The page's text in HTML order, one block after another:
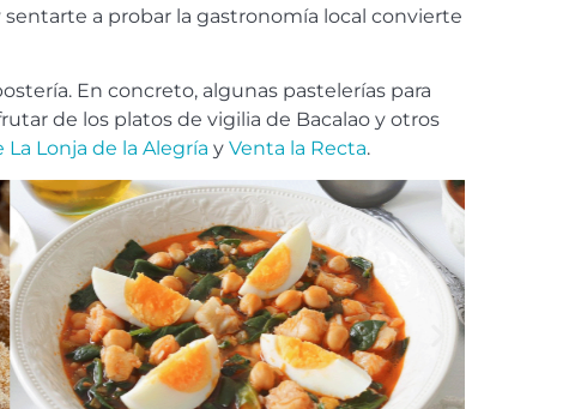
a probar la gastronomía local convierte
En concreto, algunas pastelerías para
de los platos de vigilia de Bacalao y otros
Lonja de la Alegría y Venta la Recta.